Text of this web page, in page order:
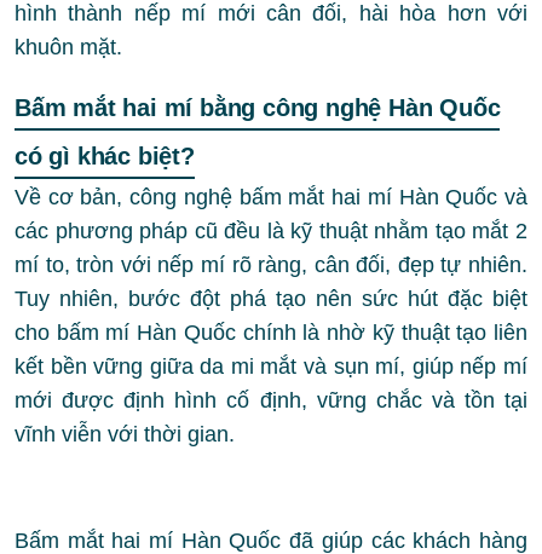
hình thành nếp mí mới cân đối, hài hòa hơn với
khuôn mặt.
Bấm mắt hai mí bằng công nghệ Hàn Quốc
có gì khác biệt?
Về cơ bản, công nghệ bấm mắt hai mí Hàn Quốc và
các phương pháp cũ đều là kỹ thuật nhằm tạo mắt 2
mí to, tròn với nếp mí rõ ràng, cân đối, đẹp tự nhiên.
Tuy nhiên, bước đột phá tạo nên sức hút đặc biệt
cho bấm mí Hàn Quốc chính là nhờ kỹ thuật tạo liên
kết bền vững giữa da mi mắt và sụn mí, giúp nếp mí
mới được định hình cố định, vững chắc và tồn tại
vĩnh viễn với thời gian.
Bấm mắt hai mí Hàn Quốc đã giúp các khách hàng